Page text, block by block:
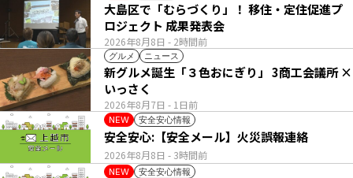
2026年8月8日 - 2時間前
大島区で「むらづくり」！ 移住・定住促進プ
ロジェクト 成果発表会
グルメ ニュース
2026年8月7日 - 1日前
新グルメ誕生「３色おにぎり」 3商工会議所 ×
いっさく
NEW 安全安心情報
2026年8月8日 - 3時間前
安全安心:【安全メール】火災誤報連絡
NEW 安全安心情報